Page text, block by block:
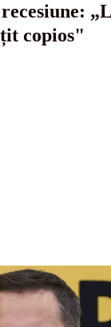
copios"